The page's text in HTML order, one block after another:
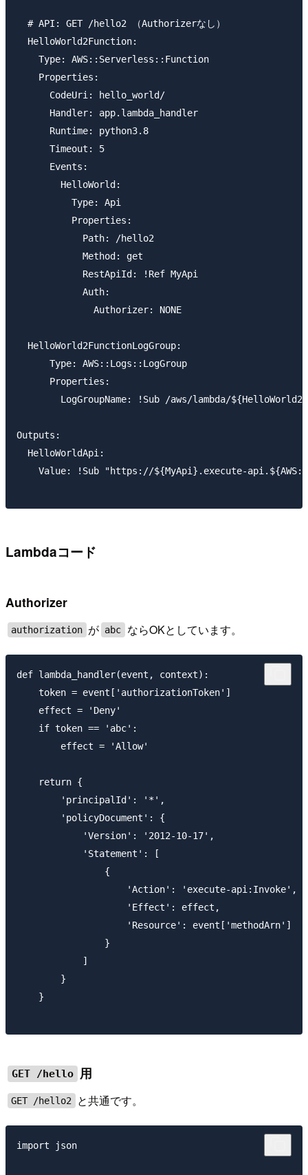
  # API: GET /hello2 （Authorizerなし）
  HelloWorld2Function:
    Type: AWS::Serverless::Function
    Properties:
      CodeUri: hello_world/
      Handler: app.lambda_handler
      Runtime: python3.8
      Timeout: 5
      Events:
        HelloWorld:
          Type: Api
          Properties:
            Path: /hello2
            Method: get
            RestApiId: !Ref MyApi
            Auth:
              Authorizer: NONE
  HelloWorld2FunctionLogGroup:
      Type: AWS::Logs::LogGroup
      Properties:
LogGroupName: !Sub /aws/lambda/
Outputs:
  HelloWorldApi:
Value: !Sub "https://${MyApi}.execute-
Lambdaコード
Authorizer
authorization が abc ならOKとしています。
def lambda_handler(event, context):
    token = event['authorizationToken']
    effect = 'Deny'
    if token == 'abc':
        effect = 'Allow'
    return {
        'principalId': '*',
        'policyDocument': {
            'Version': '2012-10-17',
            'Statement': [
                {
                    'Action': 'execute-api:Invoke',
                    'Effect': effect,
                    'Resource': event['methodArn']
                }
            ]
        }
    }
GET /hello 用
GET /hello2 と共通です。
import json